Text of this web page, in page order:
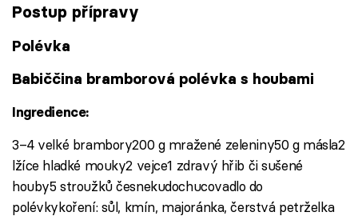
Postup přípravy
Polévka
Babiččina bramborová polévka s houbami
Ingredience:
3–4 velké brambory200 g mražené zeleniny50 g másla2
lžíce hladké mouky2 vejce1 zdravý hřib či sušené
houby5 stroužků česnekudochucovadlo do
polévkykoření: sůl, kmín, majoránka, čerstvá petrželka